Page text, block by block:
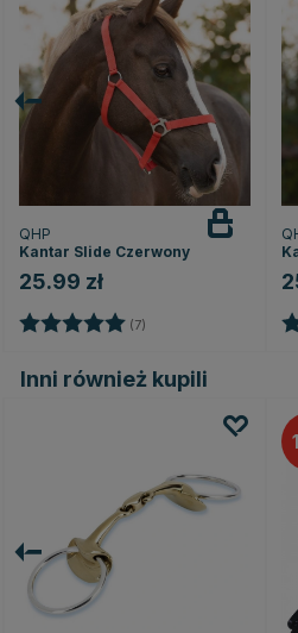
QHP
Kantar Slide Czerwony
25.99 zł
Ocena: (7)
Inni również kupili